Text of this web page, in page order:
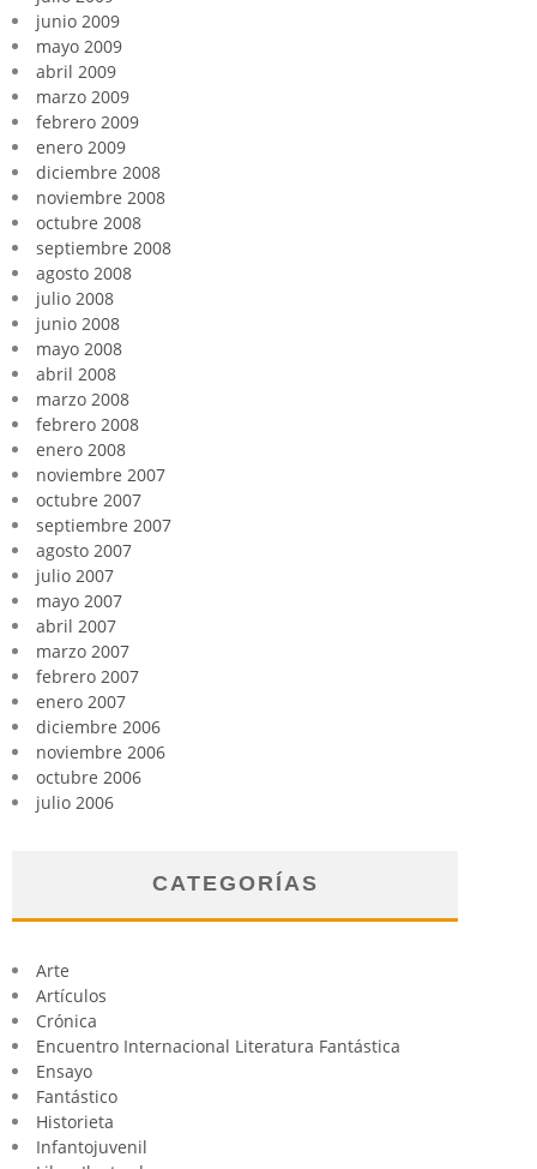
junio 2009
mayo 2009
abril 2009
marzo 2009
febrero 2009
enero 2009
diciembre 2008
noviembre 2008
octubre 2008
septiembre 2008
agosto 2008
julio 2008
junio 2008
mayo 2008
abril 2008
marzo 2008
febrero 2008
enero 2008
noviembre 2007
octubre 2007
septiembre 2007
agosto 2007
julio 2007
mayo 2007
abril 2007
marzo 2007
febrero 2007
enero 2007
diciembre 2006
noviembre 2006
octubre 2006
julio 2006
CATEGORÍAS
Arte
Artículos
Crónica
Encuentro Internacional Literatura Fantástica
Ensayo
Fantástico
Historieta
Infantojuvenil